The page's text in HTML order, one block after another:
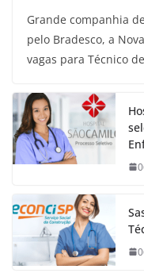
Grande companhia
pelo Bradesco, a
vagas para Técnico